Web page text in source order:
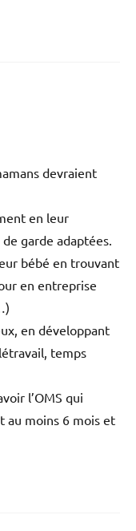
devraient
en leur
garde adaptées.
bébé en trouvant
en entreprise
en développant
temps
l’OMS qui
au moins 6 mois et